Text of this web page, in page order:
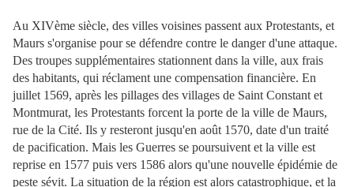
Au XIVème siècle, des villes voisines passent aux Protestants, et
Maurs s'organise pour se défendre contre le danger d'une attaque.
Des troupes supplémentaires stationnent dans la ville, aux frais
des habitants, qui réclament une compensation financière. En
juillet 1569, après les pillages des villages de Saint Constant et
Montmurat, les Protestants forcent la porte de la ville de Maurs,
rue de la Cité. Ils y resteront jusqu'en août 1570, date d'un traité
de pacification. Mais les Guerres se poursuivent et la ville est
reprise en 1577 puis vers 1586 alors qu'une nouvelle épidémie de
peste sévit. La situation de la région est alors catastrophique, et la